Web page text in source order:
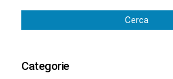
Cerca
Categorie